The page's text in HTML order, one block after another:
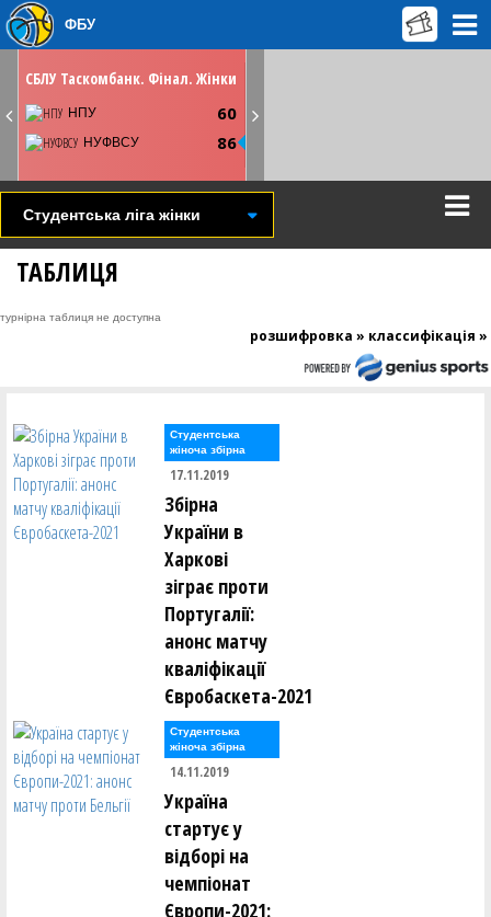
СБЛУ Таскомбанк. Фінал. Жінки
НПУ 60
НУФВСУ 86
ФБУ
Студентська ліга жінки
ТАБЛИЦЯ
турнірна таблиця не доступна
розшифровка » классифікація »
Студентська
жіноча збірна
17.11.2019
Збірна
України в
Харкові
зіграє проти
Португалії:
анонс матчу
кваліфікації
Євробаскета-2021
Студентська
жіноча збірна
14.11.2019
Україна
стартує у
відборі на
чемпіонат
Європи-2021: